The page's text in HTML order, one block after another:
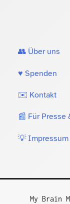
👥 Über uns
♥️ Spenden
✉️ Kontakt
📰 Für Presse
💡
My Brain